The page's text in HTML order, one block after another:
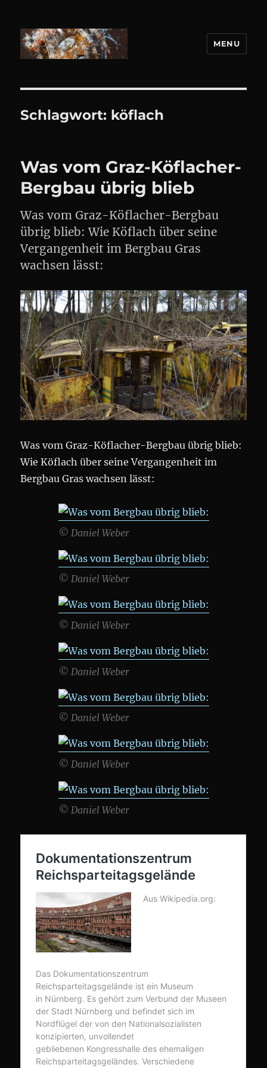
MENU
Schlagwort: köflach
Was vom Graz-Köflacher-
Bergbau übrig blieb
Was vom Graz-Köflacher-Bergbau
übrig blieb: Wie Köflach über seine
Vergangenheit im Bergbau Gras
wachsen lässt:
Was vom Graz-Köflacher-Bergbau übrig blieb:
Wie Köflach über seine Vergangenheit im
Bergbau Gras wachsen lässt:
© Daniel Weber
© Daniel Weber
© Daniel Weber
© Daniel Weber
© Daniel Weber
© Daniel Weber
© Daniel Weber